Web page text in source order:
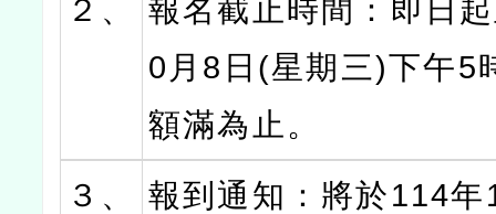
２、
報名截止時間：即日
0月8日(星期三)下午5
額滿為止。
３、
報到通知：將於114